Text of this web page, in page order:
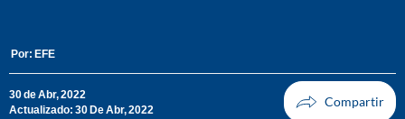
Por: EFE
30 de Abr, 2022
Actualizado: 30 De Abr, 2022